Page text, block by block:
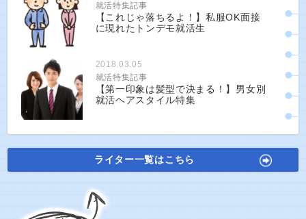
就活特集記事
【これじゃ落ちるよ！】私服OK面接
に現れたトンデモ就活生
2018.03.05
就活特集記事
【第一印象は髪型で決まる！】男女別
就活ヘアスタイル特集
ライター一覧はこちら